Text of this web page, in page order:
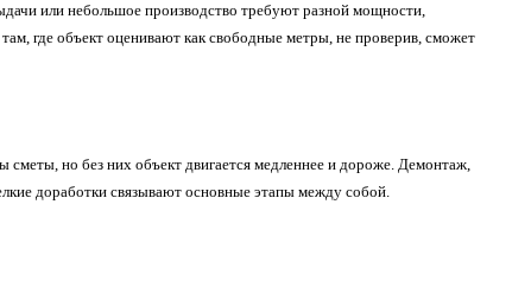
или небольшое производство требуют разной мощности,
где объект оценивают как свободные метры, не проверив, сможет
сметы, но без них объект двигается медленнее и дороже. Демонтаж,
доработки связывают основные этапы между собой.